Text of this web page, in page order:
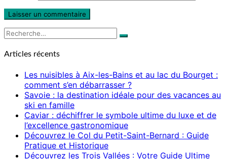
Rechercher :
Recherche
Articles récents
Les nuisibles à Aix-les-Bains et au lac du Bourget :
comment s’en débarrasser ?
Savoie : la destination idéale pour des vacances au
ski en famille
Caviar : déchiffrer le symbole ultime du luxe et de
l’excellence gastronomique
Découvrez le Col du Petit-Saint-Bernard : Guide
Pratique et Historique
Découvrez les Trois Vallées : Votre Guide Ultime